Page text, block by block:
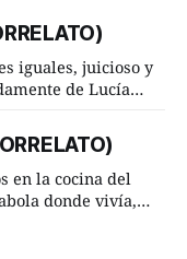
Pärssinen,
especialistas de
iguales, juicioso y
de Lucía
absoluta
parte de ella.
en la cocina del
donde vivía,